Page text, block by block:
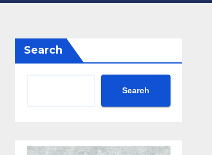
Search
Search